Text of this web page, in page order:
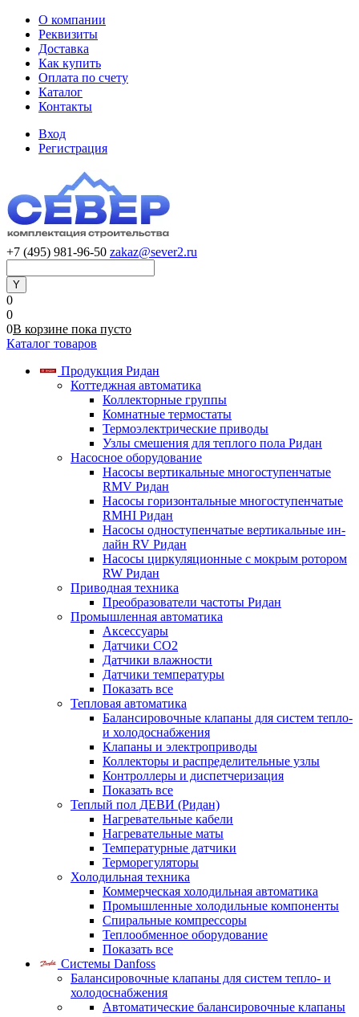
О компании
Реквизиты
Доставка
Как купить
Оплата по счету
Каталог
Контакты
Вход
Регистрация
+7 (495) 981-96-50 zakaz@sever2.ru
0
0
0В корзине пока пусто
Каталог товаров
Продукция Ридан
Коттеджная автоматика
Коллекторные группы
Комнатные термостаты
Термоэлектрические приводы
Узлы смешения для теплого пола Ридан
Насосное оборудование
Насосы вертикальные многоступенчатые
RMV Ридан
Насосы горизонтальные многоступенчатые
RMHI Ридан
Насосы одноступенчатые вертикальные ин-
лайн RV Ридан
Насосы циркуляционные с мокрым ротором
RW Ридан
Приводная техника
Преобразователи частоты Ридан
Промышленная автоматика
Аксессуары
Датчики CO2
Датчики влажности
Датчики температуры
Показать все
Тепловая автоматика
Балансировочные клапаны для систем тепло-
и холодоснабжения
Клапаны и электроприводы
Коллекторы и распределительные узлы
Контроллеры и диспетчеризация
Показать все
Теплый пол ДЕВИ (Ридан)
Нагревательные кабели
Нагревательные маты
Температурные датчики
Терморегуляторы
Холодильная техника
Коммерческая холодильная автоматика
Промышленные холодильные компоненты
Спиральные компрессоры
Теплообменное оборудование
Показать все
Системы Danfoss
Балансировочные клапаны для систем тепло- и
холодоснабжения
Автоматические балансировочные клапаны